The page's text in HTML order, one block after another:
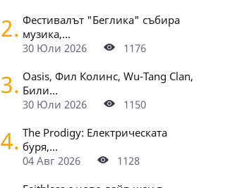
2. Фестивалът "Беглика" събира
музика,...
30 Юли 2026
1176
3. Oasis, Фил Колинс, Wu-Tang Clan,
Били...
30 Юли 2026
1150
4. The Prodigy: Електрическата
буря,...
04 Авг 2026
1128